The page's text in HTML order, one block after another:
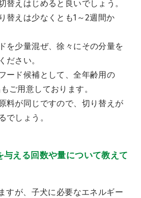
替えはじめると良いでしょう。
替えは少なくとも1～2週間か
を少量混ぜ、徐々にその分量を
ださい。
ード候補として、全年齢用の
ご用意しております。
料が同じですので、切り替えが
でしょう。
与える回数や量について教えて
すが、子犬に必要なエネルギー